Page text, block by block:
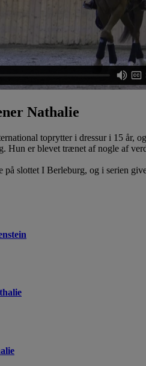
Nathalie
toprytter i dressur i 15 år,
Hun er blevet trænet af nogle af
på slottet I Berleburg, og i serien